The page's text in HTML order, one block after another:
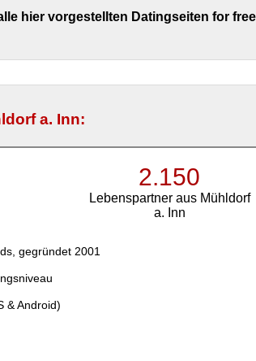
hier vorgestellten Datingseiten for free
a. Inn:
2.150
Lebenspartner aus Mühldorf
a. Inn
gegründet 2001
& Android)